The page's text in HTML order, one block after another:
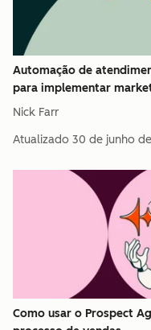
Automação de
para implementar
Nick Farr
Atualizado 30 de junho
Como usar o Prospect